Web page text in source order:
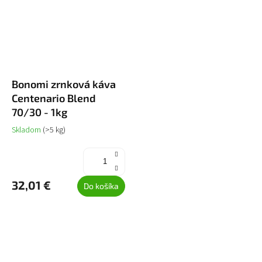
Bonomi zrnková káva
Centenario Blend
70/30 - 1kg
Skladom (>5 kg)
32,01 € Do košíka